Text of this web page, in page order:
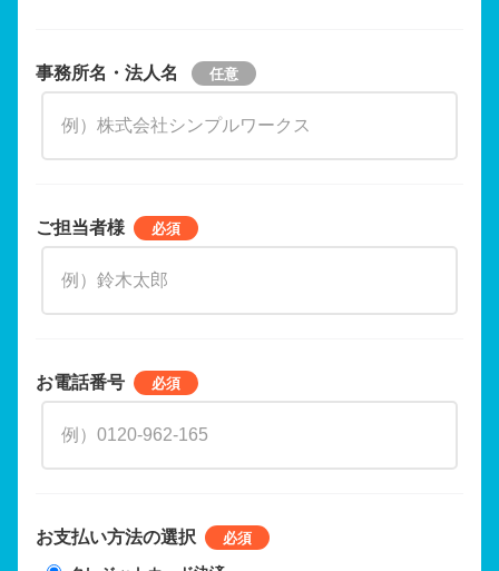
事務所名・法人名
ご担当者様
お電話番号
お支払い方法の選択